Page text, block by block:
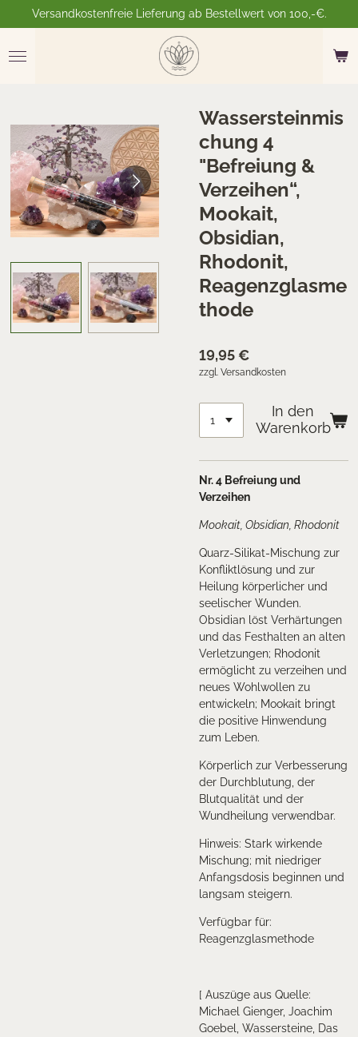
Hauptinhalt
springen
Versandkostenfreie Lieferung ab Bestellwert von 100,-€.
Wassersteinmis
chung 4
"Befreiung &
Verzeihen“,
Mookait,
Obsidian,
Rhodonit,
Reagenzglasme
thode
19,95 €
zzgl. Versandkosten
In den
Warenkorb
Nr. 4 Befreiung und
Verzeihen
Mookait, Obsidian, Rhodonit
Quarz-Silikat-Mischung zur
Konfliktlösung und zur
Heilung körperlicher und
seelischer Wunden.
Obsidian löst Verhärtungen
und das Festhalten an alten
Verletzungen; Rhodonit
ermöglicht zu verzeihen und
neues Wohlwollen zu
entwickeln; Mookait bringt
die positive Hinwendung
zum Leben.
Körperlich zur Verbesserung
der Durchblutung, der
Blutqualität und der
Wundheilung verwendbar.
Hinweis: Stark wirkende
Mischung; mit niedriger
Anfangsdosis beginnen und
langsam steigern.
Verfügbar für:
Reagenzglasmethode
[ Auszüge aus Quelle:
Michael Gienger, Joachim
Goebel, Wassersteine, Das